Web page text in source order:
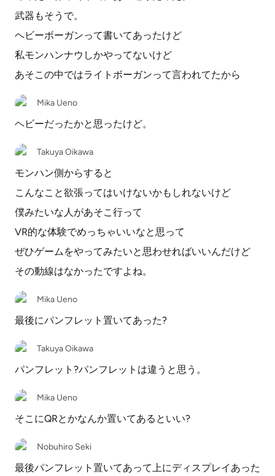
武器もそうで。
ヘビーボーガンって書いてあったけど
私モンハンナウしかやってないけど
あそこの中ではライトボーガンって言われてたから
Mika Ueno
ヘビーだったかと思ったけど。
Takuya Oikawa
モンハン側からすると
こんなこと欲張ってはいけないかもしれないけど
僕みたいな人があそこ行って
VR的な体験でめっちゃいいなと思って
ぜひゲームをやってみたいと思わせればいいんだけど
その動線はなかったですよね。
Mika Ueno
最後にパンフレット置いてあった?
Takuya Oikawa
パンフレット?パンフレットは違うと思う。
Mika Ueno
そこにQRとかなんか置いてあるといい?
Nobuhiro Seki
最後パンフレット置いてあって上にディスプレイあった